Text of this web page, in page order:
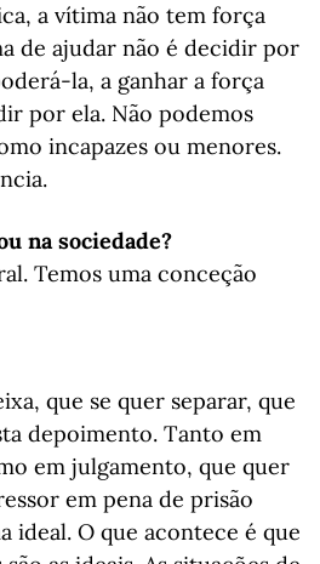
a vítima não tem força
de ajudar não é decidir por
la, a ganhar a força
por ela. Não podemos
incapazes ou menores.
na sociedade?
Temos uma conceção
que se quer separar, que
depoimento. Tanto em
em julgamento, que quer
em pena de prisão
ideal. O que acontece é que